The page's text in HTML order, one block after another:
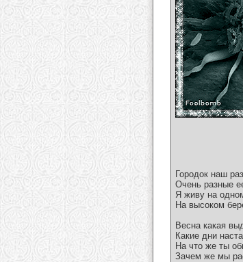
Городок наш
Очень разные
Я живу на
На высоком
Весна какая
Какие дни
На что же ты
Зачем же мы